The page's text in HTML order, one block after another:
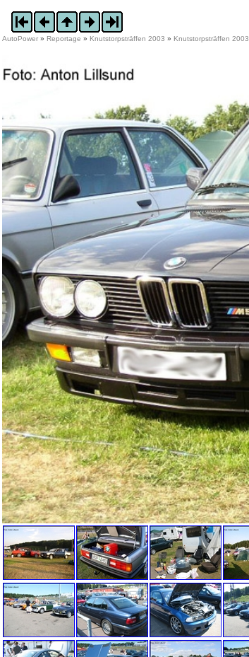
AutoPower » Reportage » Knutstorpsträffen 2003 » Knutstorpsträffen 2003